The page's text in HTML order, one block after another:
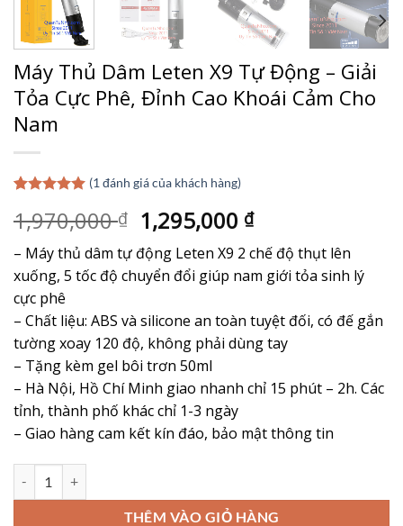
Máy Thủ Dâm Leten X9 Tự Động – Giải
Tỏa Cực Phê, Đỉnh Cao Khoái Cảm Cho
Nam
dựa trên
đánh giá
(1 đánh giá của khách hàng)
1,970,000₫ Giá
gốc
là:
1,970,000 ₫.
1,295,000 ₫Giá
hiện
tại
là:
1,295,000 ₫.
– Máy thủ dâm tự động Leten X9 2 chế độ thụt lên
xuống, 5 tốc độ chuyển đổi giúp nam giới tỏa sinh lý
cực phê
– Chất liệu: ABS và silicone an toàn tuyệt đối, có đế gắn
tường xoay 120 độ, không phải dùng tay
– Tặng kèm gel bôi trơn 50ml
– Hà Nội, Hồ Chí Minh giao nhanh chỉ 15 phút – 2h. Các
tỉnh, thành phố khác chỉ 1-3 ngày
– Giao hàng cam kết kín đáo, bảo mật thông tin
THÊM VÀO GIỎ HÀNG